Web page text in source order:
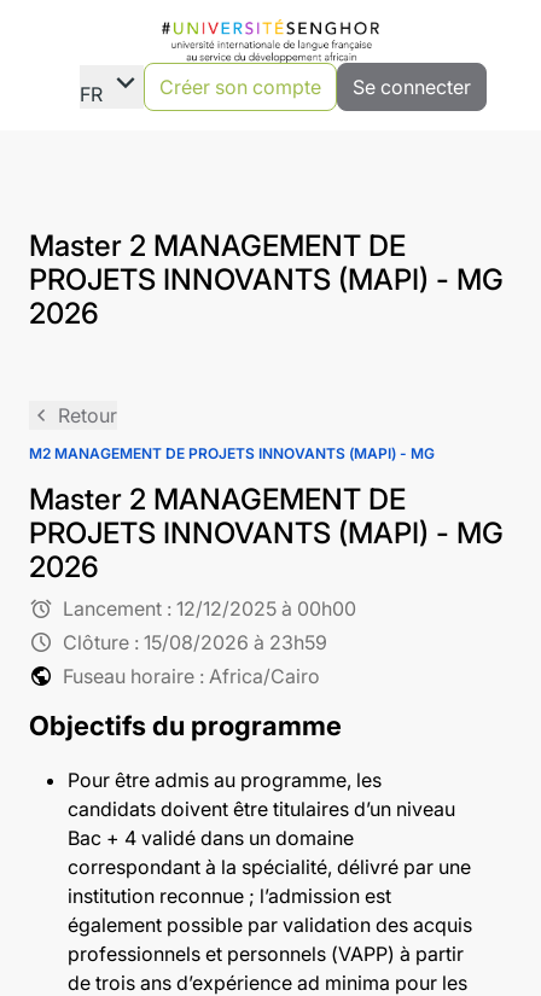
FR expand_more Créer son compte Se connecter
Master 2 MANAGEMENT DE
PROJETS INNOVANTS (MAPI) - MG
2026
navigate_before Retour
M2 MANAGEMENT DE PROJETS INNOVANTS (MAPI) - MG
Master 2 MANAGEMENT DE
PROJETS INNOVANTS (MAPI) - MG
2026
alarm Lancement : 12/12/2025 à 00h00
schedule Clôture : 15/08/2026 à 23h59
public Fuseau horaire : Africa/Cairo
Objectifs du programme
Pour être admis au programme, les
candidats doivent être titulaires d’un niveau
Bac + 4 validé dans un domaine
correspondant à la spécialité, délivré par une
institution reconnue ; l’admission est
également possible par validation des acquis
professionnels et personnels (VAPP) à partir
de trois ans d’expérience ad minima pour les